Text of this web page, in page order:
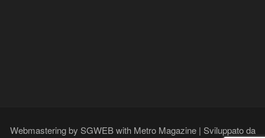
Webmastering by SGWEB with Metro Magazine | Sviluppato da